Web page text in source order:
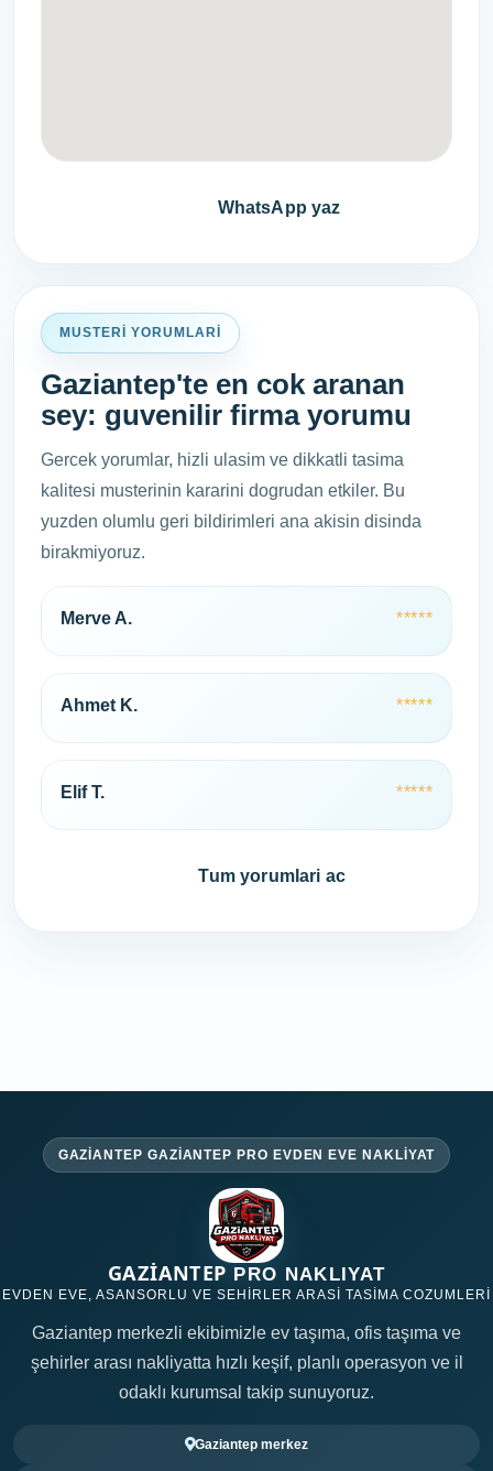
WhatsApp yaz
MUSTERI YORUMLARI
Gaziantep'te en cok aranan
sey: guvenilir firma yorumu
Gercek yorumlar, hizli ulasim ve dikkatli tasima
kalitesi musterinin kararini dogrudan etkiler. Bu
yuzden olumlu geri bildirimleri ana akisin disinda
birakmiyoruz.
Merve A. *****
Ahmet K. *****
Elif T. *****
Tum yorumlari ac
GAZIANTEP GAZIANTEP PRO EVDEN EVE NAKLIYAT
GAZİANTEP PRO NAKLIYAT
EVDEN EVE, ASANSORLU VE SEHIRLER ARASI TASIMA COZUMLERI
Gaziantep merkezli ekibimizle ev taşıma, ofis taşıma ve
şehirler arası nakliyatta hızlı keşif, planlı operasyon ve il
odaklı kurumsal takip sunuyoruz.
Gaziantep merkez